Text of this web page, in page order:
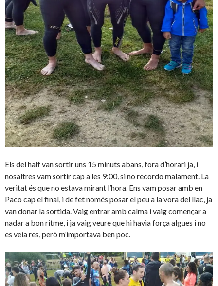
Els del half van sortir uns 15 minuts abans, fora d’horari ja, i
nosaltres vam sortir cap a les 9:00, si no recordo malament. La
veritat és que no estava mirant l’hora. Ens vam posar amb en
Paco cap el final, i de fet només posar el peu a la vora del llac, ja
van donar la sortida. Vaig entrar amb calma i vaig començar a
nadar a bon ritme, i ja vaig veure que hi havia força algues i no
es veia res, però m’importava ben poc.